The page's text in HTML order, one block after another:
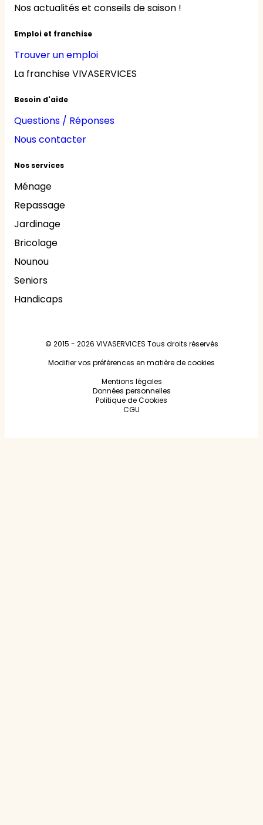
Nos actualités et conseils de saison !
Emploi et franchise
Trouver un emploi
La franchise VIVASERVICES
Besoin d'aide
Questions / Réponses
Nous contacter
Nos services
Ménage
Repassage
Jardinage
Bricolage
Nounou
Seniors
Handicaps
© 2015 - 2026 VIVASERVICES Tous droits réservés
Modifier vos préférences en matière de cookies
Mentions légales
Données personnelles
Politique de Cookies
CGU